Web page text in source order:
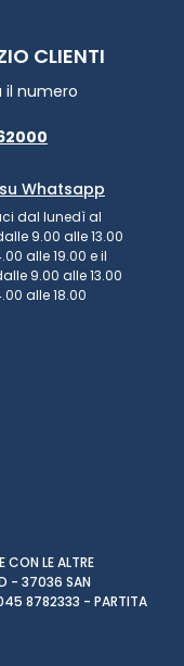
CLIENTI
il numero
Whatsapp
dal lunedì al
9.00 alle 13.00
alle 19.00 e il
9.00 alle 13.00
alle 18.00
CON LE ALTRE
- 37036 SAN
8782333 - PARTITA